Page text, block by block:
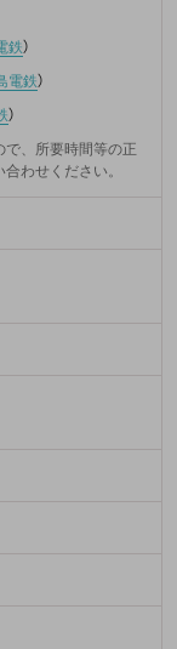
鉄）
電鉄）
）
、所要時間等の正
わせください。